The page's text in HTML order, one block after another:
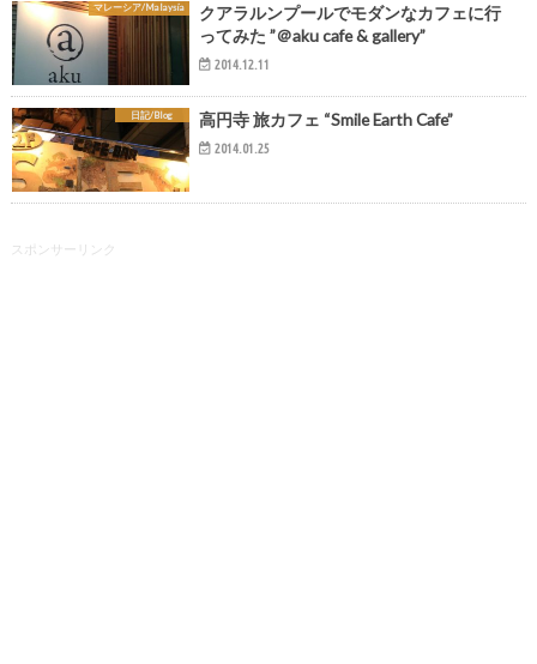
マレーシア/Malaysia
クアラルンプールでモダンなカフェに行
ってみた ”＠aku cafe & gallery”
2014.12.11
日記/Blog 高円寺 旅カフェ “Smile Earth Cafe”
2014.01.25
スポンサーリンク